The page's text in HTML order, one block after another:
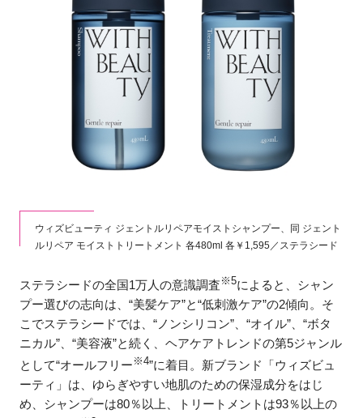
ウィズビューティ ジェントルリペアモイストシャンプー、同 ジェント
ルリペア モイストトリートメント 各480ml 各￥1,595／ステラシード
ステラシードの全国1万人の意識調査 ※5によると、シャン
プー選びの志向は、“美髪ケア”と“低刺激ケア”の2傾向。そ
こでステラシードでは、“ノンシリコン”、“オイル”、“ボタ
ニカル”、“美容液”と続く、ヘアケアトレンドの第5ジャンル
として“オールフリー ※4”に着目。新ブランド「ウィズビュ
ーティ」は、ゆらぎやすい地肌のための保湿成分をはじ
め、シャンプーは80％以上、トリートメントは93％以上の